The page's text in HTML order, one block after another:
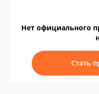
Нет официального
Стать